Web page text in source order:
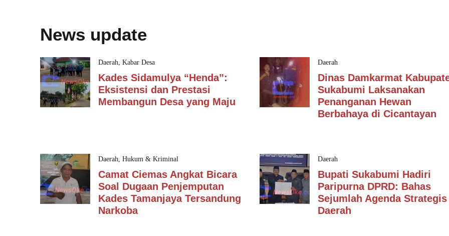
News update
Daerah Kabar Desa
Kades Sidamulya “Henda”:
Eksistensi dan Prestasi
Membangun Desa yang Maju
Daerah
Dinas Damkarmat
Sukabumi Laksanakan
Penanganan Hewan
Berbahaya di Cicantayan
Daerah Hukum & Kriminal
Camat Ciemas Angkat Bicara
Soal Dugaan Penjemputan
Kades Tamanjaya Tersandung
Narkoba
Daerah
Bupati Sukabumi Hadiri
Paripurna DPRD: Bahas
Sejumlah Agenda Strategis
Daerah